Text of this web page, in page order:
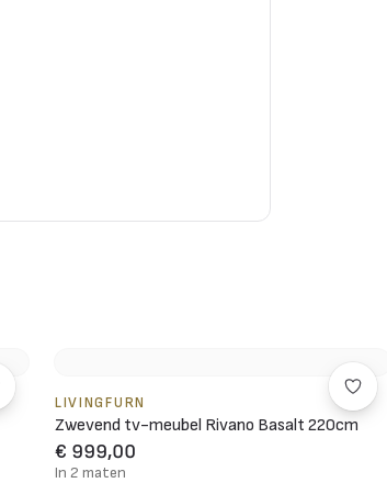
LIVINGFURN
Zwevend tv-meubel Rivano Basalt 220cm
€ 999,00
In 2 maten